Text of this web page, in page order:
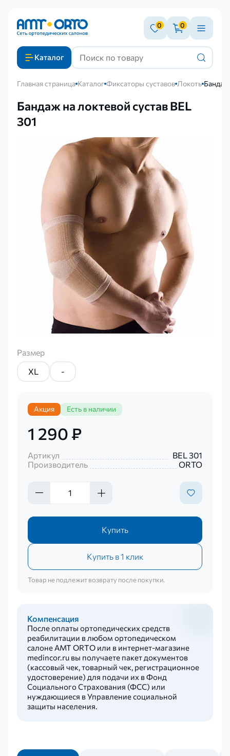
0 0
Каталог
Главная страница Каталог Фиксаторы суставов Локоть Бандаж
Бандаж на локтевой сустав BEL
301
Размер
XL
-
Компенсация
После оплаты ортопедических средств
реабилитации в любом ортопедическом
салоне AMT ORTO или в интернет-магазине
medincor.ru вы получаете пакет документов
(кассовый чек, товарный чек, регистрационное
удостоверение) для подачи их в Фонд
Социального Страхования (ФСС) или
нуждающиеся в Управление социальной
защиты населения.
Акция Есть в наличии
1 290 ₽
Артикул
BEL 301
Производитель
ORTO
Купить
Купить в 1 клик
Товар не подлежит возврату после покупки.